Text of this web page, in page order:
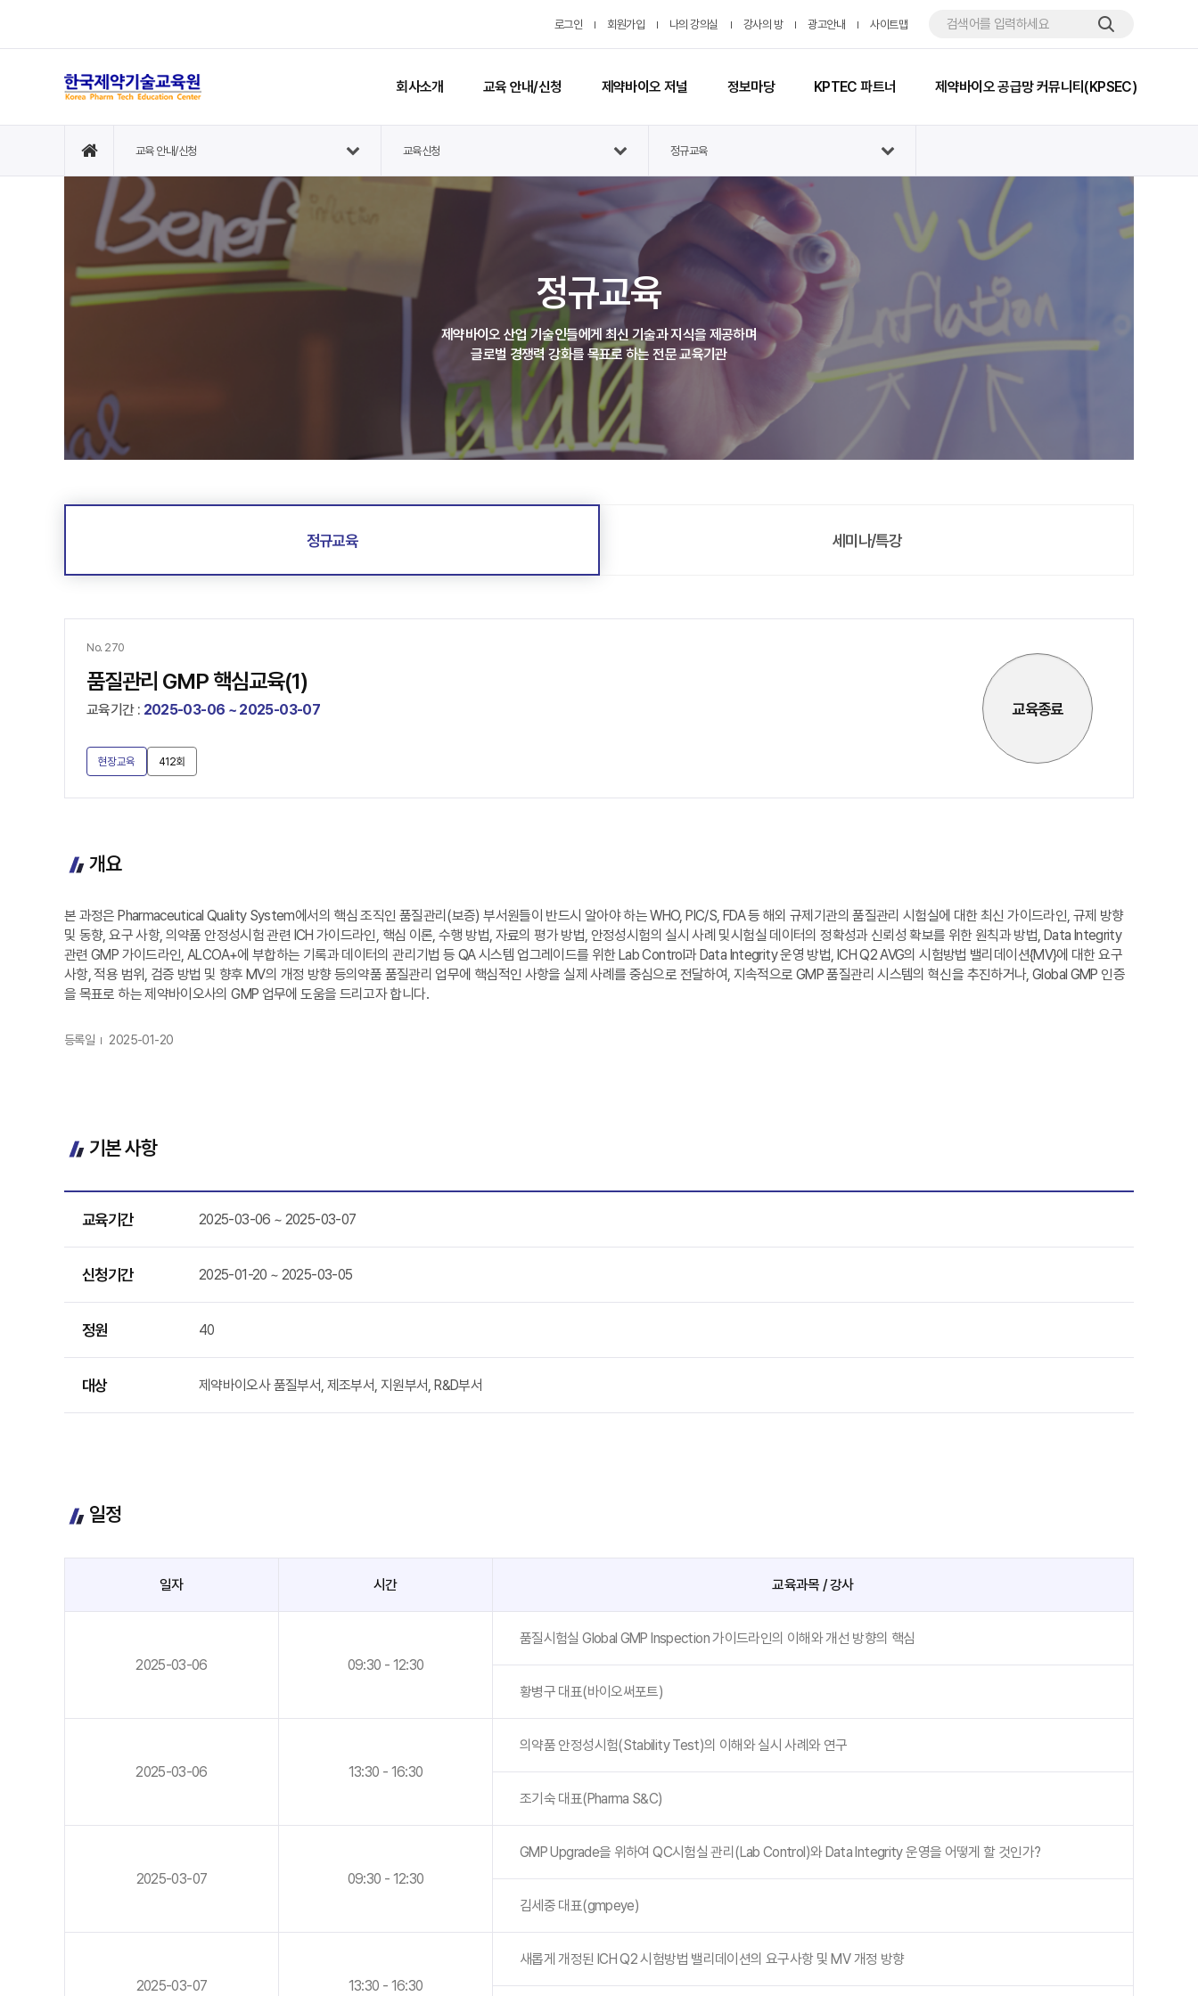
로그인 회원가입 나의 강의실 강사의 방 광고안내 사이트맵
회사소개 교육 안내/신청 제약바이오 저널 정보마당 KPTEC 파트너 제약바이오 공급망 커뮤니티(KPSEC)
교육 안내/신청 교육신청 정규교육
정규교육
제약바이오 산업 기술인들에게 최신 기술과 지식을 제공하며
글로벌 경쟁력 강화를 목표로 하는 전문 교육기관
정규교육 세미나/특강
No. 270
품질관리 GMP 핵심교육(1)
교육기간 : 2025-03-06 ~ 2025-03-07
현장교육 412회
교육종료
개요
본 과정은 Pharmaceutical Quality System에서의 핵심 조직인 품질관리(보증) 부서원들이 반드시 알아야 하는 WHO, PIC/S, FDA 등 해외 규제기관의 품질관리 시험실에 대한 최신 가이드라인, 규제 방향
및 동향, 요구 사항, 의약품 안정성시험 관련 ICH 가이드라인, 핵심 이론, 수행 방법, 자료의 평가 방법, 안정성시험의 실시 사례 및시험실 데이터의 정확성과 신뢰성 확보를 위한 원칙과 방법, Data Integrity
관련 GMP 가이드라인, ALCOA+에 부합하는 기록과 데이터의 관리기법 등 QA 시스템 업그레이드를 위한 Lab Control과 Data Integrity 운영 방법, ICH Q2 AVG의 시험방법 밸리데이션{MV}에 대한 요구
사항, 적용 범위, 검증 방법 및 향후 MV의 개정 방향 등의약품 품질관리 업무에 핵심적인 사항을 실제 사례를 중심으로 전달하여, 지속적으로 GMP 품질관리 시스템의 혁신을 추진하거나, Global GMP 인증
을 목표로 하는 제약바이오사의 GMP 업무에 도움을 드리고자 합니다.
등록일 2025-01-20
기본 사항
교육기간 2025-03-06 ~ 2025-03-07
신청기간 2025-01-20 ~ 2025-03-05
정원 40
대상 제약바이오사 품질부서, 제조부서, 지원부서, R&D부서
일정
일자 시간 교육과목 / 강사
2025-03-06 09:30 - 12:30
품질시험실 Global GMP Inspection 가이드라인의 이해와 개선 방향의 핵심
황병구 대표(바이오써포트)
2025-03-06 13:30 - 16:30
의약품 안정성시험(Stability Test)의 이해와 실시 사례와 연구
조기숙 대표(Pharma S&C)
2025-03-07 09:30 - 12:30
GMP Upgrade을 위하여 QC시험실 관리(Lab Control)와 Data Integrity 운영을 어떻게 할 것인가?
김세중 대표(gmpeye)
2025-03-07 13:30 - 16:30
새롭게 개정된 ICH Q2 시험방법 밸리데이션의 요구사항 및 MV 개정 방향